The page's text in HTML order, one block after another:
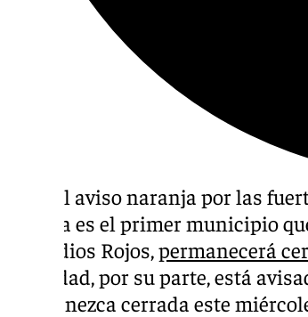
Ante el aviso naranja por las
Monda es el primer municipio
Remedios Rojos,permanecerá
localidad, por su parte, está
permanezca cerrada este